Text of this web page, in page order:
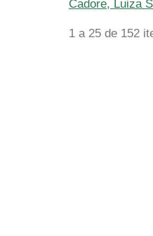
Cadore, Luiza
1 a 25 de 152